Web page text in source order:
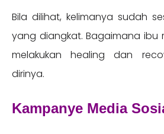
Bila dilihat, kelimanya sudah
yang diangkat. Bagaimana ibu
melakukan healing dan
dirinya.
Kampanye Media